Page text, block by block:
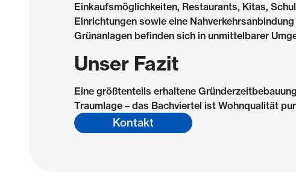
Einkaufsmöglichkeiten, Restaurants, Kitas,
Einrichtungen sowie eine
Grünanlagen befinden sich in unmittelbarer
Unser Fazit
Eine größtenteils erhaltene
Traumlage – das Bachviertel ist Wohnqualität
Kontakt